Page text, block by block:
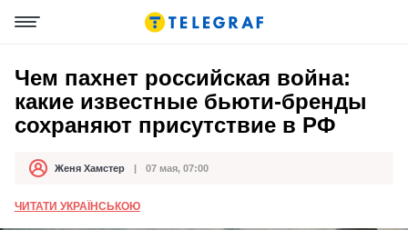
Чем пахнет российская война:
какие известные бьюти-бренды
сохраняют присутствие в РФ
АвторЖеня Хамстер
Дата публикации 07 мая, 07:00
ЧИТАТИ УКРАЇНСЬКОЮ